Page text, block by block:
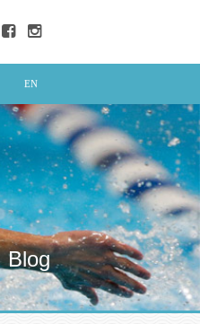
EN
Blog